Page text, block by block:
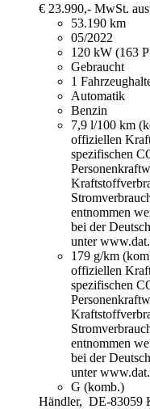
€ 23.990,- MwSt.
53.190 km
05/2022
120 kW (163
Gebraucht
1
Automatik
Benzin
7,9 l/100 km
offiziellen
spezifischen
entnommen
bei der
unter
179 g/km
offiziellen
spezifischen
entnommen
bei der
unter
G (komb.)
Händler, DE-83059